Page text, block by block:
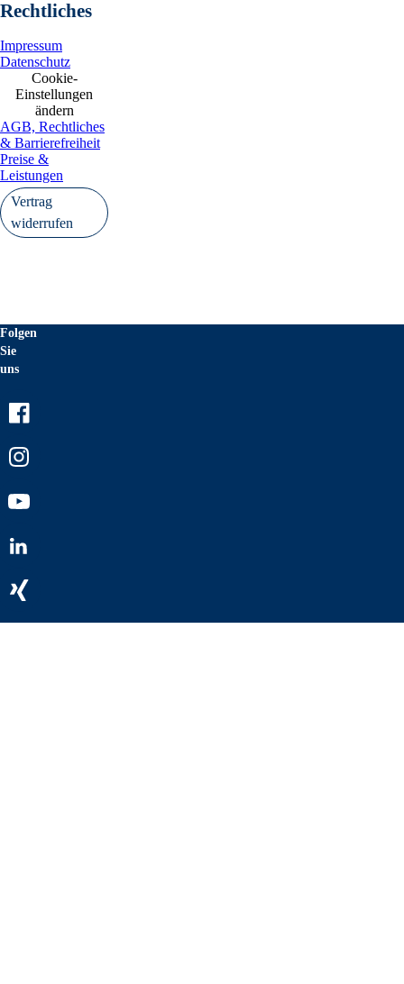
Rechtliches
Impressum
Datenschutz
Cookie-
Einstellungen
ändern
AGB, Rechtliches
& Barrierefreiheit
Preise &
Leistungen
Vertrag
widerrufen
Folgen
Sie
uns
Youtube